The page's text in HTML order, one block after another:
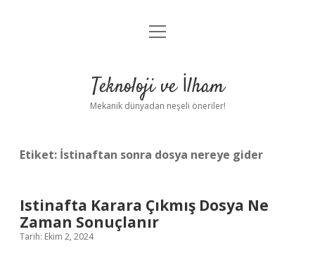
Anasayfa
Yasal Uyarı
menüyü
Teknoloji ve İlham
Mekanik dünyadan neşeli öneriler!
Etiket: İstinaftan sonra dosya nereye gider
Istinafta Karara Çıkmış Dosya Ne
Zaman Sonuçlanır
Tarih: Ekim 2, 2024